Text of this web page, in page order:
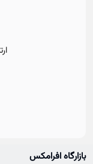
بازارگاه افرامکس